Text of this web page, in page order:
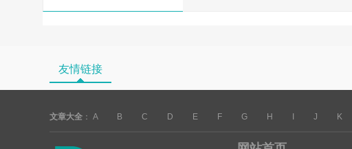
友情链接
文章大全 ： A B C D E F G H J K